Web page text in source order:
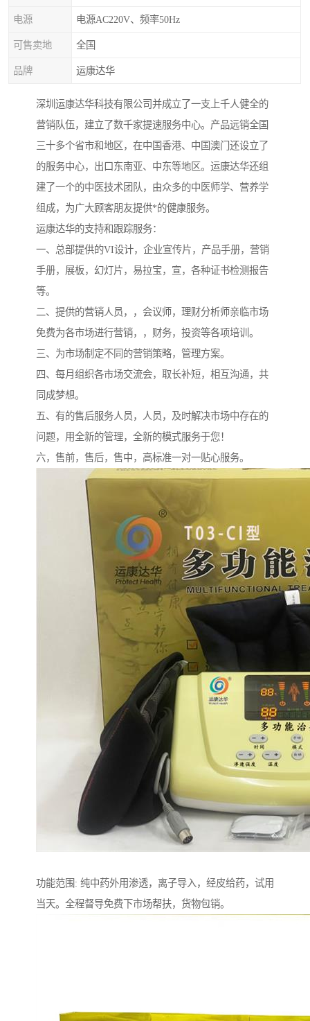
电源 电源AC220V、频率50Hz
可售卖地 全国
品牌 运康达华
深圳运康达华科技有限公司并成立了一支上千人健全的
营销队伍，建立了数千家提速服务中心。产品远销全国
三十多个省市和地区，在中国香港、中国澳门还设立了
的服务中心，出口东南亚、中东等地区。运康达华还组
建了一个的中医技术团队，由众多的中医师学、营养学
组成，为广大顾客朋友提供*的健康服务。
运康达华的支持和跟踪服务：
一、总部提供的VI设计，企业宣传片，产品手册，营销
手册，展板，幻灯片，易拉宝，宣，各种证书检测报告
等。
二、提供的营销人员，，会议师，理财分析师亲临市场
免费为各市场进行营销，，财务，投资等各项培训。
三、为市场制定不同的营销策略，管理方案。
四、每月组织各市场交流会，取长补短，相互沟通，共
同成梦想。
五、有的售后服务人员，人员，及时解决市场中存在的
问题，用全新的管理，全新的模式服务于您！
六，售前，售后，售中，高标准一对一贴心服务。
功能范围: 纯中药外用渗透，离子导入，经皮给药，试用
当天。全程督导免费下市场帮扶，货物包销。